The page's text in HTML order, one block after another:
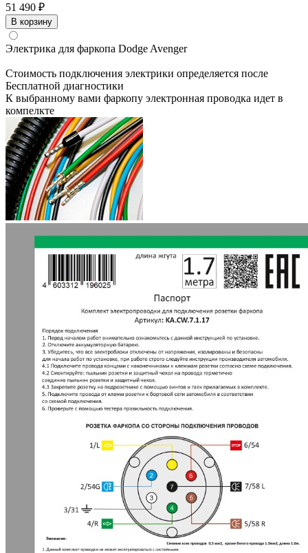
51 490 ₽
В корзину
Электрика для фаркопа Dodge Avenger
Стоимость подключения электрики определяется после
Бесплатной диагностики
К выбранному вами фаркопу электронная проводка идет в
компелкте